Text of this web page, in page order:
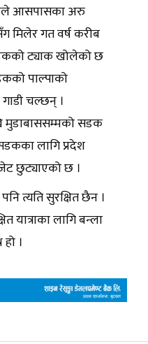
आसपासका अरु
मिलेर गत वर्ष करीब
ट्याक खोलेको छ
पाल्पाको
चल्छन् ।
मुडाबाससम्मको सडक
लागि प्रदेश
छुट्याएको छ ।
त्यति सुरक्षित छैन ।
यात्राका लागि बन्ला
।